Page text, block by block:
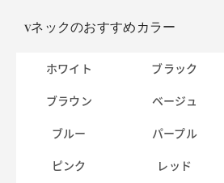
vネックのおすすめカラー
ホワイト ブラック
ブラウン
ベージュ
ブルー
パープル
ピンク
レッド